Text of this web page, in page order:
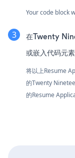
Your code block
在Twenty
或嵌入代码元素
将以上Resume
的Twenty
的Resume